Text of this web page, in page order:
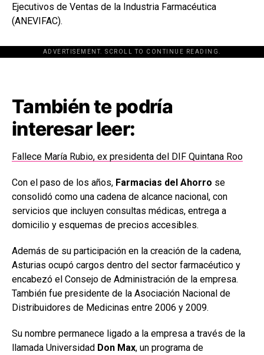
Ejecutivos de Ventas de la Industria Farmacéutica
(ANEVIFAC).
ADVERTISEMENT. SCROLL TO CONTINUE READING.
[adsforwp id="243463"]
También te podría
interesar leer:
Fallece María Rubio, ex presidenta del DIF Quintana Roo
Con el paso de los años, Farmacias del Ahorro se
consolidó como una cadena de alcance nacional, con
servicios que incluyen consultas médicas, entrega a
domicilio y esquemas de precios accesibles.
Además de su participación en la creación de la cadena,
Asturias ocupó cargos dentro del sector farmacéutico y
encabezó el Consejo de Administración de la empresa.
También fue presidente de la Asociación Nacional de
Distribuidores de Medicinas entre 2006 y 2009.
Su nombre permanece ligado a la empresa a través de la
llamada Universidad Don Max, un programa de